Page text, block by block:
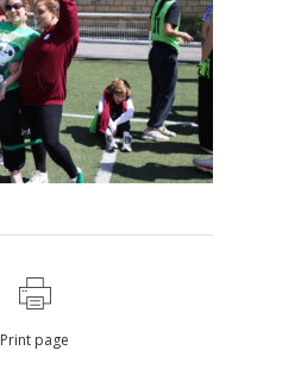
Print page